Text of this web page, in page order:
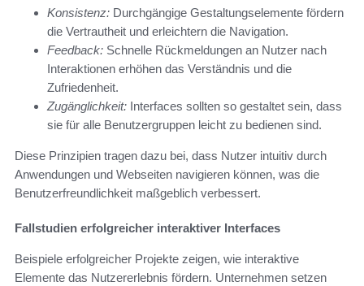
Konsistenz: Durchgängige Gestaltungselemente fördern
die Vertrautheit und erleichtern die Navigation.
Feedback: Schnelle Rückmeldungen an Nutzer nach
Interaktionen erhöhen das Verständnis und die
Zufriedenheit.
Zugänglichkeit: Interfaces sollten so gestaltet sein, dass
sie für alle Benutzergruppen leicht zu bedienen sind.
Diese Prinzipien tragen dazu bei, dass Nutzer intuitiv durch
Anwendungen und Webseiten navigieren können, was die
Benutzerfreundlichkeit maßgeblich verbessert.
Fallstudien erfolgreicher interaktiver Interfaces
Beispiele erfolgreicher Projekte zeigen, wie interaktive
Elemente das Nutzererlebnis fördern. Unternehmen setzen